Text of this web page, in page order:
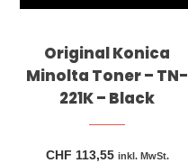
Original Konica
Minolta Toner – TN-
221K – Black
CHF 113,55 inkl. MwSt.